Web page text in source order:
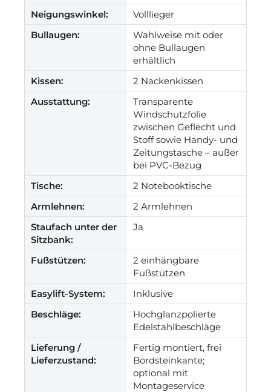
Neigungswinkel:
Volllieger
Bullaugen:
Wahlweise mit oder
ohne Bullaugen
erhältlich
Kissen:
2 Nackenkissen
Ausstattung:
Transparente
Windschutzfolie
zwischen Geflecht und
Stoff sowie Handy- und
Zeitungstasche – außer
bei PVC-Bezug
Tische:
2 Notebooktische
Armlehnen:
2 Armlehnen
Staufach unter der
Sitzbank:
Ja
Fußstützen:
2 einhängbare
Fußstützen
Easylift-System:
Inklusive
Beschläge:
Hochglanzpolierte
Edelstahlbeschläge
Lieferung /
Lieferzustand:
Fertig montiert, frei
Bordsteinkante;
optional mit
Montageservice